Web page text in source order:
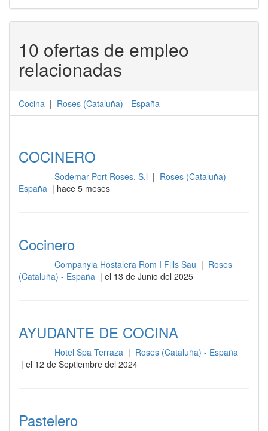
10 ofertas de empleo
relacionadas
Cocina | Roses (Cataluña) - España
COCINERO
Sodemar Port Roses, S.l | Roses (Cataluña) -
España | hace 5 meses
Cocinero
Companyia Hostalera Rom I Fills Sau | Roses
(Cataluña) - España | el 13 de Junio del 2025
AYUDANTE DE COCINA
Hotel Spa Terraza | Roses (Cataluña) - España
| el 12 de Septiembre del 2024
Pastelero